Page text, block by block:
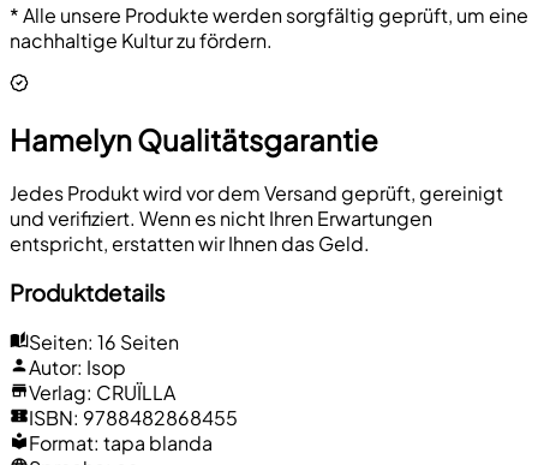
* Alle unsere Produkte werden sorgfältig geprüft, um eine
nachhaltige Kultur zu fördern.
Hamelyn Qualitätsgarantie
Jedes Produkt wird vor dem Versand geprüft, gereinigt
und verifiziert. Wenn es nicht Ihren Erwartungen
entspricht, erstatten wir Ihnen das Geld.
Produktdetails
Seiten: 16 Seiten
Autor: Isop
Verlag: CRUÏLLA
ISBN: 9788482868455
Format: tapa blanda